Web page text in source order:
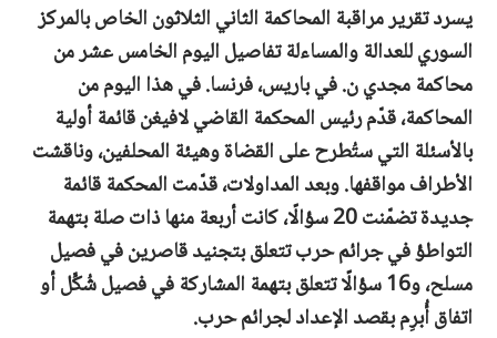
يسرد تقرير مراقبة المحاكمة الثاني الثلاثون الخاص بالمركز
السوري للعدالة والمساءلة تفاصيل اليوم الخامس عشر من
محاكمة مجدي ن. في باريس، فرنسا.في هذا اليوم من
المحاكمة، قدّم رئيس المحكمة القاضي لافيغن قائمة أولية
بالأسئلة التي ستُطرح على القضاة وهيئة المحلفين، وناقشت
الأطراف مواقفها. وبعد المداولات، قدّمت المحكمة قائمة
جديدة تضمّنت 20 سؤالًا، كانت أربعة منها ذات صلة بتهمة
التواطؤ في جرائم حرب تتعلق بتجنيد قاصرين في فصيل
مسلح، و16 سؤالًا تتعلق بتهمة المشاركة في فصيل شُكِّل أو
اتفاق أُبرِم بقصد الإعداد لجرائم حرب.